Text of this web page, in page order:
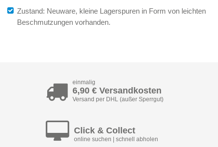
Zustand: Neuware, kleine Lagerspuren in Form von leichten
Beschmutzungen vorhanden.
einmalig
6,90 € Versandkosten
Versand per DHL (außer Sperrgut)
Click & Collect
online suchen | schnell abholen